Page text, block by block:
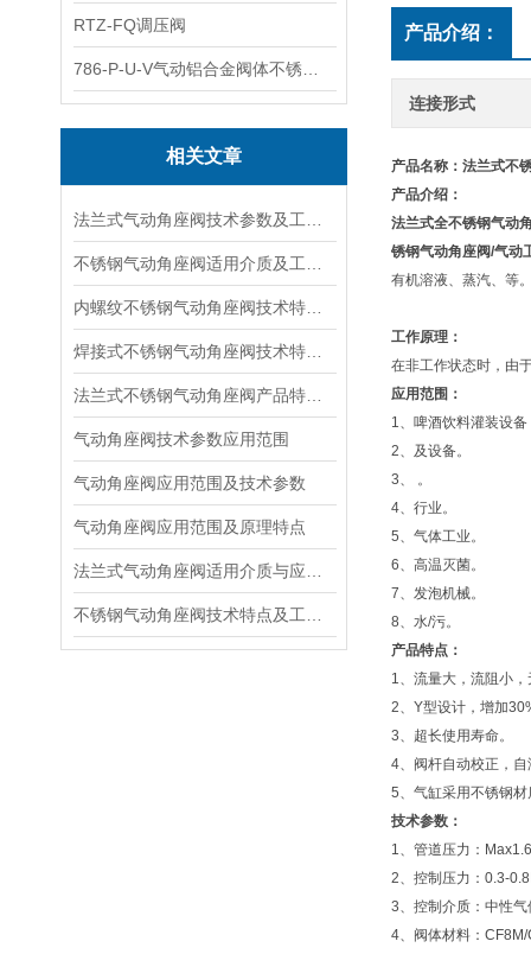
RTZ-FQ调压阀
相关文章
气动角座阀技术参数应用范围
气动角座阀应用范围及技术参数
气动角座阀应用范围及原理特点
产品介绍：
连接形式
产品名称：法兰式不
产品介绍：
法兰式全不锈钢气动
锈钢气动角座阀/气动
有机溶液、蒸汽、等
工作原理：
在非工作状态时，由
应用范围：
1、啤酒饮料灌装设备
2、及设备。
3、 。
4、行业。
5、气体工业。
6、高温灭菌。
7、发泡机械。
8、水/污。
产品特点：
1、流量大，流阻小
2、Y型设计，增加
3、超长使用寿命。
4、阀杆自动校正，
5、气缸采用不锈钢
技术参数：
1、管道压力：
2、控制压力：0.3-
3、控制介质：中性气
4、阀体材料：